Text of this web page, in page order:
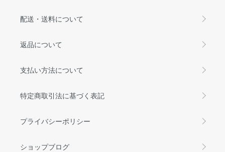
配送・送料について
返品について
支払い方法について
特定商取引法に基づく表記
プライバシーポリシー
ショップブログ